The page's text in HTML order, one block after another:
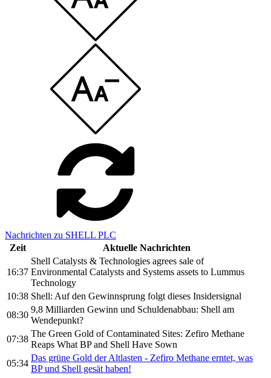
Nachrichten zu SHELL PLC
Zeit
Aktuelle Nachrichten
16:37
Shell Catalysts & Technologies agrees sale of
Environmental Catalysts and Systems assets to Lummus
Technology
10:38 Shell: Auf den Gewinnsprung folgt dieses Insidersignal
08:30
9,8 Milliarden Gewinn und Schuldenabbau: Shell am
Wendepunkt?
07:38
The Green Gold of Contaminated Sites: Zefiro Methane
Reaps What BP and Shell Have Sown
05:34
Das grüne Gold der Altlasten - Zefiro Methane erntet, was
BP und Shell gesät haben!